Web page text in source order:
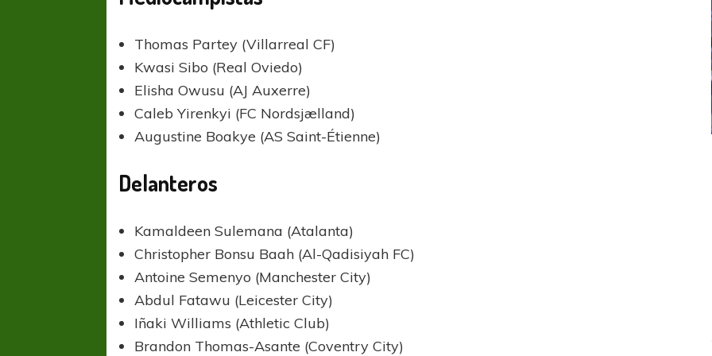
Thomas Partey (Villarreal CF)
Kwasi Sibo (Real Oviedo)
Elisha Owusu (AJ Auxerre)
Caleb Yirenkyi (FC Nordsjælland)
Augustine Boakye (AS Saint-Étienne)
Delanteros
Kamaldeen Sulemana (Atalanta)
Christopher Bonsu Baah (Al-Qadisiyah FC)
Antoine Semenyo (Manchester City)
Abdul Fatawu (Leicester City)
Iñaki Williams (Athletic Club)
Brandon Thomas-Asante (Coventry City)
TIGRE
Octavos de Final